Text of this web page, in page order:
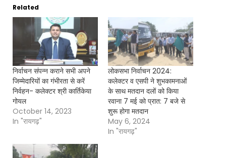
Related
निर्वाचन संपन्न कराने सभी अपने
जिम्मेदारियों का गंभीरता से करें
निर्वहन- कलेक्टर श्री कार्तिकेया
गोयल
October 14, 2023
In "रायगढ़"
लोकसभा निर्वाचन 2024:
कलेक्टर व एसपी ने शुभकामनाओं
के साथ मतदान दलों को किया
रवाना 7 मई को प्रात: 7 बजे से
शुरू होगा मतदान
May 6, 2024
In "रायगढ़"